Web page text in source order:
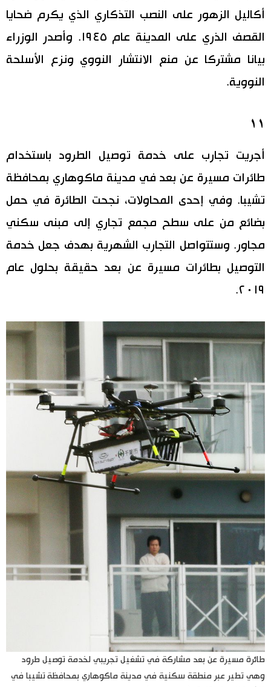
أكاليل الزهور على النصب التذكاري الذي يكرم ضحايا
القصف الذري على المدينة عام ١٩٤٥. وأصدر الوزراء
بيانا مشتركا عن منع الانتشار النووي ونزع الأسلحة
النووية.
١١
أجريت تجارب على خدمة توصيل الطرود باستخدام
طائرات مسيرة عن بعد في مدينة ماكوهاري بمحافظة
تشيبا. وفي إحدى المحاولات، نجحت الطائرة في حمل
بضائع من على سطح مجمع تجاري إلى مبنى سكني
مجاور. وستتواصل التجارب الشهرية بهدف جعل خدمة
التوصيل بطائرات مسيرة عن بعد حقيقة بحلول عام
٢٠١٩.
طائرة مسيرة عن بعد مشاركة في تشغيل تجريبي لخدمة توصيل طرود
وهي تطير عبر منطقة سكنية في مدينة ماكوهاري بمحافظة تشيبا في